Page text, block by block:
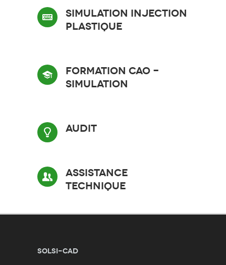
Simulation Injection
Plastique
Formation CAO -
Simulation
Audit
Assistance
technique
SOLSI-CAD